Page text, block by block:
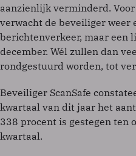
aanzienlijk verminderd.
verwacht de beveiliger weer
berichtenverkeer, maar een
december. Wél zullen dan
rondgestuurd worden, tot
Beveiliger ScanSafe
kwartaal van dit jaar het
338 procent is gestegen ten
kwartaal.